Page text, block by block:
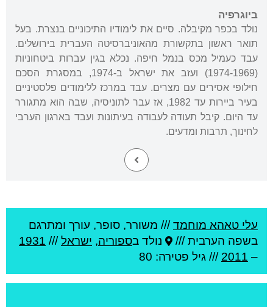
ביוגרפיה
נולד בכפר מקיבלה. סיים את לימודיו התיכוניים בנצרת. בעל
תואר ראשון בתקשורת מהאוניברסיטה העברית בירושלים.
עבד כעמיל מכס בנמל חיפה. נכלא בגין עברות ביטחוניות
(1974-1969) ועזב את ישראל ב-1974, במסגרת הסכם
חילופי אסירים עם מצרים. עבד במרכז ללימודים פלסטיניים
בעיר ביירות עד 1982, אז עבר לתוניסיה, שבה הוא מתגורר
עד היום. קיבל תעודה לעבודה בעיתונות ועבד בארגון הערבי
לחינוך, תרבות ומדעים.
עלי טאהא מוחמד/// משורר, סופר, עורך ומתרגם
בשפה הערבית ///
נולד בספוריה, ישראל///
1931
–
2011 /// גיל פטירה: 80